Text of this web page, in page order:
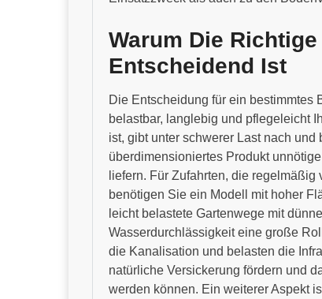
Warum Die
Entscheidend Ist
Die Entscheidung für ein bestimmtes
belastbar, langlebig und pflegeleicht
ist, gibt unter schwerer Last nach
überdimensioniertes Produkt
liefern. Für Zufahrten, die
benötigen Sie ein Modell mit hoher
leicht belastete Gartenwege mit
Wasserdurchlässigkeit eine große
die Kanalisation und belasten die
natürliche Versickerung fördern und
werden können. Ein weiterer Aspekt